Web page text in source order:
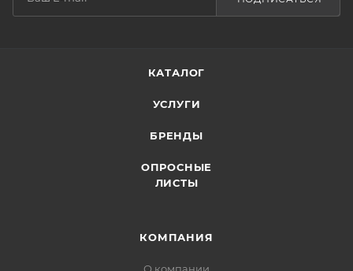
КАТАЛОГ
УСЛУГИ
БРЕНДЫ
ОПРОСНЫЕ
ЛИСТЫ
КОМПАНИЯ